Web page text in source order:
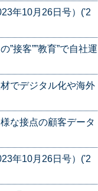
年10月26日号）('2
接客””教育”で自社運
でデジタル化や海外
な接点の顧客データ
年10月26日号）('2